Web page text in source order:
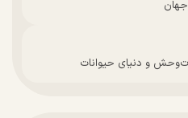
جهان
و دنیای حیوانات